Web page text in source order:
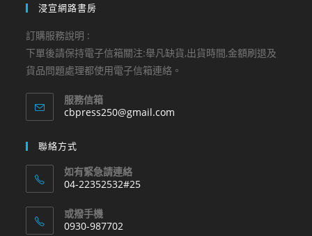
浸宣網路書房
訂購服務說明 :
下單後請保持電子信箱關注:舉凡缺貨,出貨時間,金額刷退及
貨品問題處理都使用電子信箱連絡。
服務信箱
cbpress250@gmail.com
聯絡方式
如有緊急請連絡
04-22352532#25
in
your
或撥手機
0930-987702